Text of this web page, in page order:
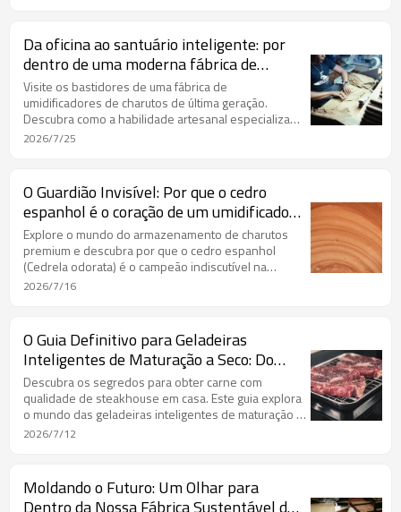
armazenamento de charutos. Explore a jornada da
matéria-prima à obra-prima finalizada.
Da oficina ao santuário inteligente: por
dentro de uma moderna fábrica de
umidificadores de charutos.
Visite os bastidores de uma fábrica de
umidificadores de charutos de última geração.
Descubra como a habilidade artesanal especializada
se une à tecnologia avançada, como resfriamento
para preservar sua valiosa coleção de charutos.
Aprenda a ciência por trás da umidificação perfeita.
2026/7/25
O Guardião Invisível: Por que o cedro
espanhol é o coração de um umidificador
de charutos superior.
Explore o mundo do armazenamento de charutos
premium e descubra por que o cedro espanhol
(Cedrela odorata) é o campeão indiscutível na
construção de humidificadores.
2026/7/16
O Guia Definitivo para Geladeiras
Inteligentes de Maturação a Seco: Do
Iniciante ao Especialista
Descubra os segredos para obter carne com
qualidade de steakhouse em casa. Este guia explora
o mundo das geladeiras inteligentes de maturação a
seco, detalhando a tecnologia, os benefícios e as
2026/7/12
Moldando o Futuro: Um Olhar para
Dentro da Nossa Fábrica Sustentável de